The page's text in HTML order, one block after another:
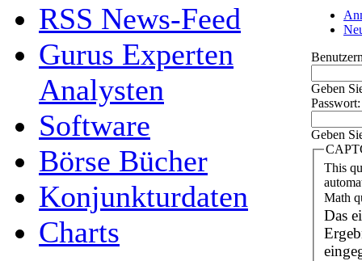
RSS News-Feed
Gurus Experten
Analysten
Software
Börse Bücher
Konjunkturdaten
Charts
Geben
Geben
This
Math
Das
Ergebnis